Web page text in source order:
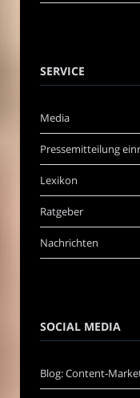
SERVICE
Media
Pressemitteilung
Lexikon
Ratgeber
Nachrichten
SOCIAL MEDIA
Blog: Content-